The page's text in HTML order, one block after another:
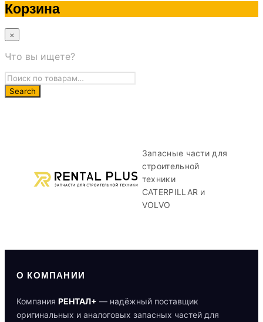
Корзина
×
Что вы ищете?
Запасные части для
строительной
техники
CATERPILLAR и
VOLVO
О КОМПАНИИ
Компания РЕНТАЛ+ — надёжный поставщик
оригинальных и аналоговых запасных частей для